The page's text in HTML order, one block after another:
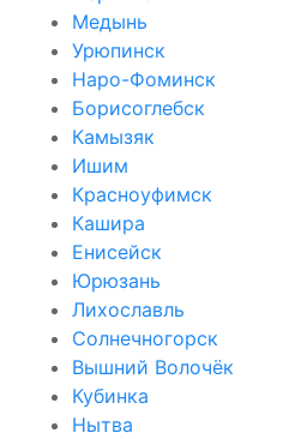
Медынь
Урюпинск
Наро-Фоминск
Борисоглебск
Камызяк
Ишим
Красноуфимск
Кашира
Енисейск
Юрюзань
Лихославль
Солнечногорск
Вышний Волочёк
Кубинка
Нытва